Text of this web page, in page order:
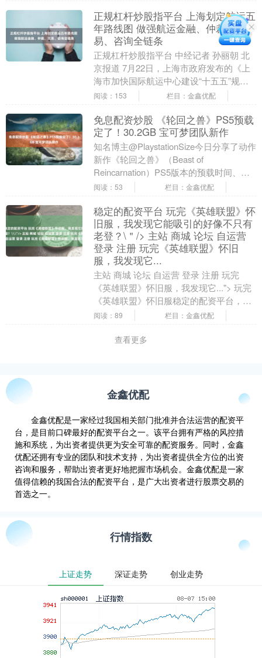
正规杠杆炒股指平台 上海划定航运五
年路线图 做强航运金融、仲裁、交
易、咨询全链条
正规杠杆炒股指平台 中经记者 孙丽朝 北
京报道 7月22日，上海市政府发布的《上
海市加快国际航运中心建设“十五五”规
划》（以下简称《规划》）提出，到2030
阅读：153 栏目：金鑫优配
免息配资炒股 《轮回之兽》PS5预载
定了！30.2GB 宝可梦团队新作
知名博主@PlaystationSize今日分享了动作
新作《轮回之兽》（Beast of
Reincarnation）PS5版本的预载时间、下
载容量及游戏解锁详....
阅读：53 栏目：金鑫优配
稳定的配资平台 玩完《英雄联盟》怀
旧服，我发现它能吸引的好像不只有
老登？\＂/> 主站 商城 论坛 自运营
登录 注册 玩完《英雄联盟》怀旧
服，我发现它...
主站 商城 论坛 自运营 登录 注册 玩完
《英雄联盟》怀旧服，我发现它..."> 玩完
《英雄联盟》怀旧服稳定的配资平台，我
发现它能吸引的好像不只有老登？ 廉颇
阅读：89 栏目：金鑫优配
查看更多
金鑫优配
金鑫优配是一家经过我国相关部门批准并合法运营的配资平
台，是目前口碑最好的配资平台之一。该平台拥有严格的风控措
施和系统，为出资者提供更为安全可靠的配资服务。同时，金鑫
优配还拥有专业的团队和技术支持，为出资者提供全方位的出资
咨询和服务，帮助出资者更好地把握市场机会。金鑫优配是一家
值得信赖的我国合法的配资平台，是广大出资者进行股票交易的
首选之一。
行情指数
上证走势 深证走势 创业走势